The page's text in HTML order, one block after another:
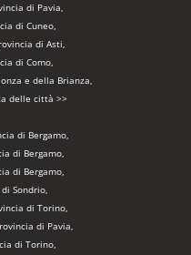
di Pavia,
di Cuneo,
di Asti,
di Como,
e della Brianza,
delle città >>
di Bergamo,
di Bergamo,
di Bergamo,
Sondrio,
di Torino,
di Pavia,
di Torino,